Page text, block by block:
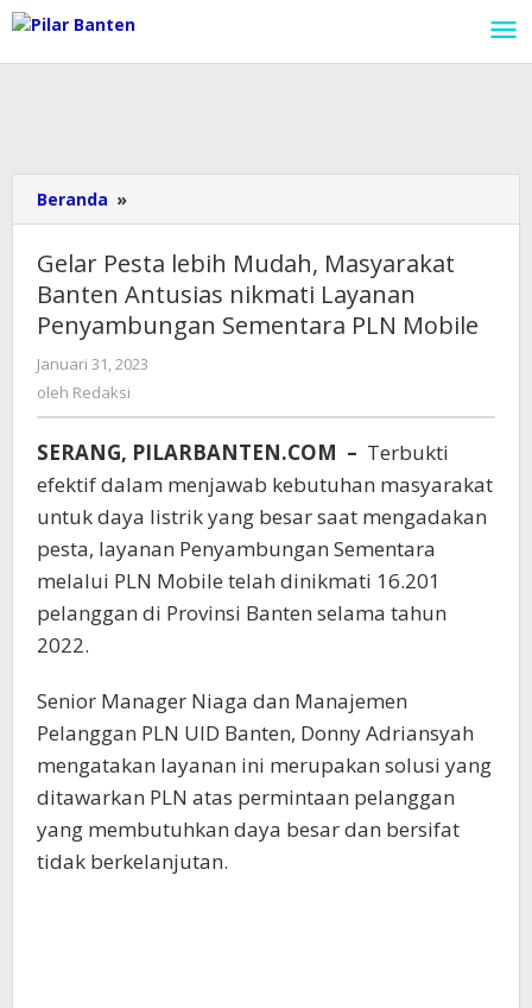
Lewati
ke
konten
Beranda »
Pesta
Mudah,
Masyarakat
Banten
nikmati
Penyambungan
Sementara
Mobile
Gelar Pesta lebih Mudah, Masyarakat
Banten Antusias nikmati Layanan
Penyambungan Sementara PLN Mobile
Januari 31, 2023
oleh Redaksi
SERANG, PILARBANTEN.COM – Terbukti
efektif dalam menjawab kebutuhan masyarakat
untuk daya listrik yang besar saat mengadakan
pesta, layanan Penyambungan Sementara
melalui PLN Mobile telah dinikmati 16.201
pelanggan di Provinsi Banten selama tahun
2022.
Senior Manager Niaga dan Manajemen
Pelanggan PLN UID Banten, Donny Adriansyah
mengatakan layanan ini merupakan solusi yang
ditawarkan PLN atas permintaan pelanggan
yang membutuhkan daya besar dan bersifat
tidak berkelanjutan.